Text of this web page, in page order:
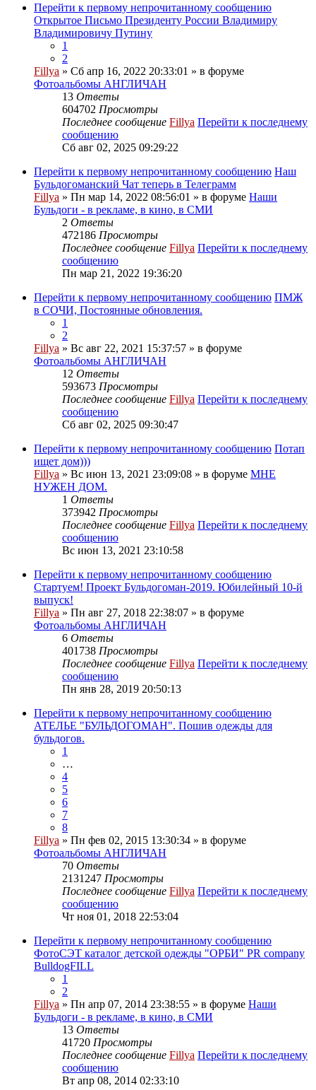
Перейти к первому непрочитанному сообщению
Открытое Письмо Президенту России Владимиру
Владимировичу Путину
1
2
Fillya » Сб апр 16, 2022 20:33:01 » в форуме
Фотоальбомы АНГЛИЧАН
13 Ответы
604702 Просмотры
Последнее сообщение Fillya Перейти к последнему
сообщению
Сб авг 02, 2025 09:29:22
Перейти к первому непрочитанному сообщению Наш
Бульдогоманский Чат теперь в Телеграмм
Fillya » Пн мар 14, 2022 08:56:01 » в форуме Наши
Бульдоги - в рекламе, в кино, в СМИ
2 Ответы
472186 Просмотры
Последнее сообщение Fillya Перейти к последнему
сообщению
Пн мар 21, 2022 19:36:20
Перейти к первому непрочитанному сообщению ПМЖ
в СОЧИ, Постоянные обновления.
1
2
Fillya » Вс авг 22, 2021 15:37:57 » в форуме
Фотоальбомы АНГЛИЧАН
12 Ответы
593673 Просмотры
Последнее сообщение Fillya Перейти к последнему
сообщению
Сб авг 02, 2025 09:30:47
Перейти к первому непрочитанному сообщению Потап
ищет дом)))
Fillya » Вс июн 13, 2021 23:09:08 » в форуме МНЕ
НУЖЕН ДОМ.
1 Ответы
373942 Просмотры
Последнее сообщение Fillya Перейти к последнему
сообщению
Вс июн 13, 2021 23:10:58
Перейти к первому непрочитанному сообщению
Стартуем! Проект Бульдогоман-2019. Юбилейный 10-й
выпуск!
Fillya » Пн авг 27, 2018 22:38:07 » в форуме
Фотоальбомы АНГЛИЧАН
6 Ответы
401738 Просмотры
Последнее сообщение Fillya Перейти к последнему
сообщению
Пн янв 28, 2019 20:50:13
Перейти к первому непрочитанному сообщению
АТЕЛЬЕ "БУЛЬДОГОМАН". Пошив одежды для
бульдогов.
1
…
4
5
6
7
8
Fillya » Пн фев 02, 2015 13:30:34 » в форуме
Фотоальбомы АНГЛИЧАН
70 Ответы
2131247 Просмотры
Последнее сообщение Fillya Перейти к последнему
сообщению
Чт ноя 01, 2018 22:53:04
Перейти к первому непрочитанному сообщению
ФотоСЭТ каталог детской одежды "ОРБИ" PR company
BulldogFILL
1
2
Fillya » Пн апр 07, 2014 23:38:55 » в форуме Наши
Бульдоги - в рекламе, в кино, в СМИ
13 Ответы
41720 Просмотры
Последнее сообщение Fillya Перейти к последнему
сообщению
Вт апр 08, 2014 02:33:10